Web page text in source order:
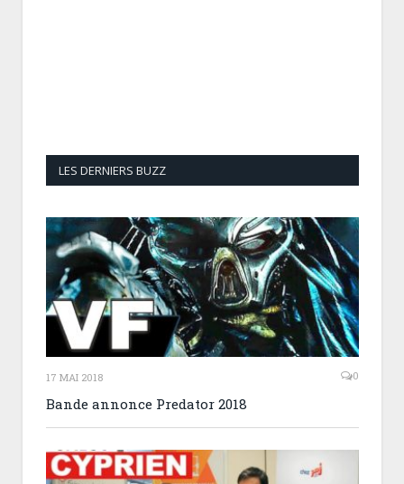
LES DERNIERS BUZZ
17 MAI 2018 0
Bande annonce Predator 2018